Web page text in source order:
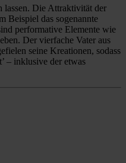
lassen. Die Attraktivität der
Beispiel das sogenannte
performative Elemente wie
Der vierfache Vater aus
seine Kreationen, sodass
– inklusive der etwas